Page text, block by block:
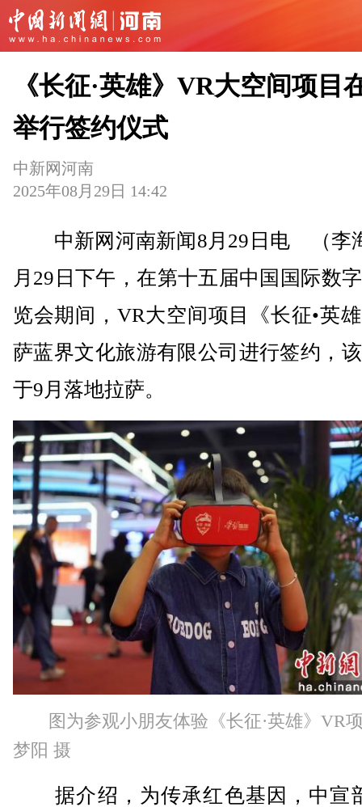
《长征·英雄》VR大空间项目
举行签约仪式
中新网河南
2025年08月29日 14:42
中新网河南新闻8月29日电 （李
月29日下午，在第十五届中国国际数
览会期间，VR大空间项目《长征•英
萨蓝界文化旅游有限公司进行签约，
于9月落地拉萨。
图为参观小朋友体验《长征·英雄》VR
梦阳 摄
据介绍，为传承红色基因，中宣